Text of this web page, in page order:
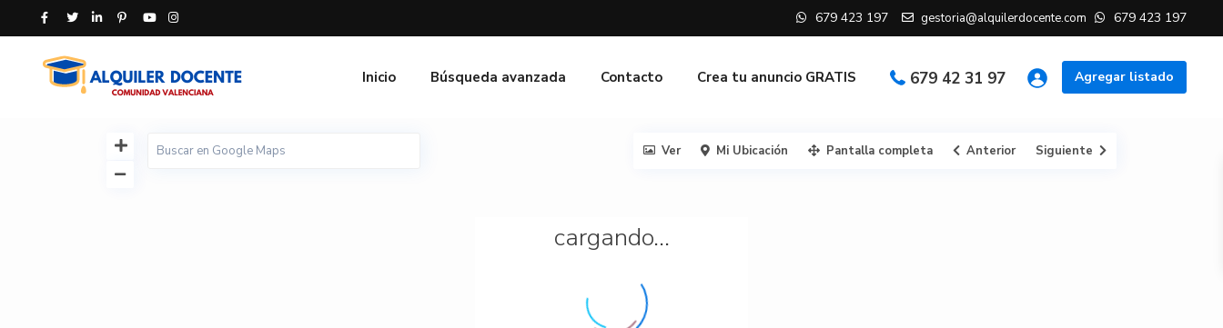
679 423 197 gestoria@alquilerdocente.com 679 423 197
Agregar listado
679 42 31 97
Inicio Búsqueda avanzada Contacto Crea tu anuncio GRATIS
cargando...
Ver Mi Ubicación Pantalla completa Anterior Siguiente